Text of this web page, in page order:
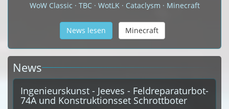
WoW Classic · TBC · WotLK · Cataclysm · Minecraft
News lesen Minecraft
News
Ingenieurskunst - Jeeves - Feldreparaturbot-
74A und Konstruktionsset Schrottboter